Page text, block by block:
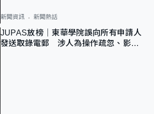
新聞資訊 新聞熱話
JUPAS放榜｜東華學院誤向所有申請人
發送取錄電郵 涉人為操作疏忽、影響